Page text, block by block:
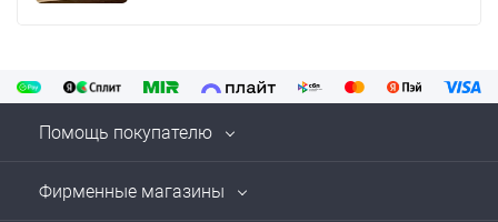
Помощь покупателю
Фирменные магазины